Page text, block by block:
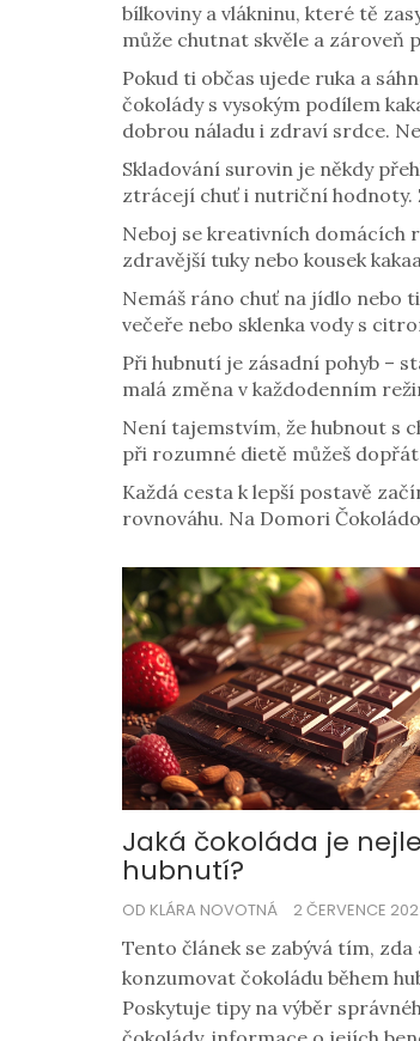
bílkoviny a vlákninu, které tě
může chutnat skvěle a zároveň
Pokud ti občas ujede ruka a
čokolády s vysokým podílem
dobrou náladu i zdraví srdce.
Skladování surovin je někdy
ztrácejí chuť i nutriční hodnoty.
Neboj se kreativních domácích
zdravější tuky nebo kousek
Nemáš ráno chuť na jídlo nebo
večeře nebo sklenka vody s
Při hubnutí je zásadní pohyb –
malá změna v každodenním
Není tajemstvím, že hubnout s
při rozumné dietě můžeš
Každá cesta k lepší postavě
rovnováhu. Na Domori
Jaká čokoláda je
hubnutí?
OD KLÁRA NOVOTNÁ 2 ČERVENCE
Tento článek se zabývá tím, zda
konzumovat čokoládu během
Poskytuje tipy na výběr